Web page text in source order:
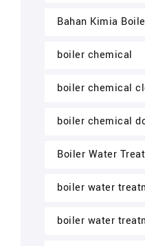
Bahan Kimia
boiler chemical
boiler chemical
boiler chemical
Boiler Water
boiler water
boiler water